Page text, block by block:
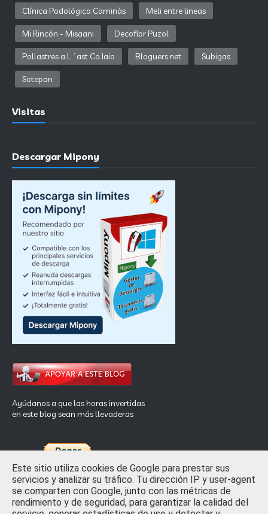
Clínica Podológica Caminàs Meli entre lineas
Mi Rincón - Misaani Decoflor Puzol
Pollastres a L´ast Ca Iaio Bloguers.net Subigas
Sotepan
Visitas
Descargar Mipony
Ayúdanos a que las horas invertidas
en este blog sean más llevaderas
Inicio Privacidad y Ley de Cookies Contactar
Este sitio utiliza cookies de Google para prestar sus
servicios y analizar su tráfico. Tu dirección IP y user-agent
se comparten con Google, junto con las métricas de
rendimiento y de seguridad, para garantizar la calidad del